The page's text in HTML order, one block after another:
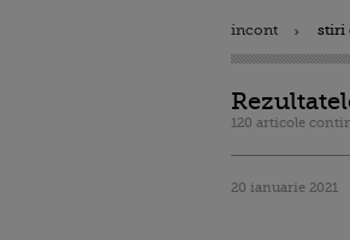
incont stiri
120 articole
20 ianuarie 2021